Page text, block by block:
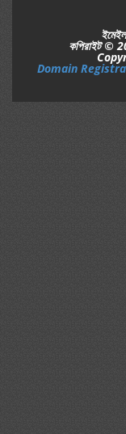
কপিরাইট ©
Domain